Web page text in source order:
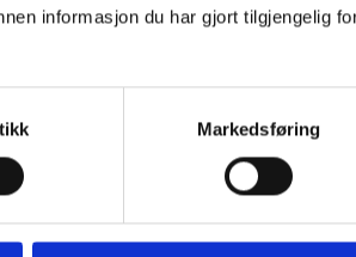
informasjon du har gjort tilgjengelig
Markedsføring